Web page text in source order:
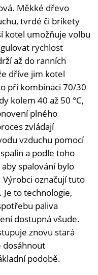
Měkké dřevo
tvrdé či brikety
kotel umožňuje volbu
rychlost
až do ranních
dříve jim kotel
při kombinaci 70/30
kolem 40 až 50 °C,
plného
zvládají
vzduchu pomocí
a podle toho
spalování bylo
označují tuto
to technologie,
paliva
dostupná všude.
znovu stará
dosáhnout
podobě.